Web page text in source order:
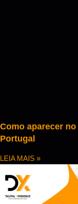
Como aparecer no
Portugal
LEIA MAIS »